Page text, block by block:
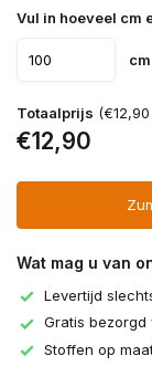
Vul in hoeveel cm
cm
Totaalprijs
€12,90
Wat mag u van
Levertijd
Gratis bezorgd
Stoffen op